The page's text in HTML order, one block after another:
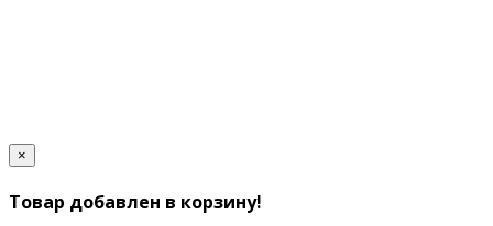
×
Товар добавлен в корзину!